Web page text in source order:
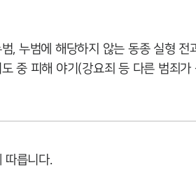
범, 누범에 해당하지 않는 동종 실형
도 중 피해 야기(강요죄 등 다른 범죄
따릅니다.